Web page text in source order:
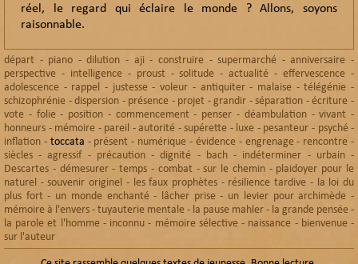
réel, le regard qui éclaire le monde ? Allons, soyons
raisonnable.
départ - piano -dilution - aji - construire-supermarché -anniversaire -
perspective - intelligence- proust -solitude -actualité -effervescence -
adolescence - rappel - justesse-voleur - antiquiter- malaise-télégénie -
schizophrénie -dispersion - présence - projet -grandir -séparation -écriture -
vote - folie- position - commencement - penser - déambulation-vivant -
honneurs - mémoire - pareil -autorité -supérette - luxe - pesanteur - psyché-
inflation - toccata - présent - numérique - évidence- engrenage- rencontre -
siècles -agressif - précaution-dignité - bach- indéterminer - urbain-
Descartes - démesurer-temps - combat -sur le chemin- plaidoyer pour le
naturel -souvenir originel - les faux prophètes - résilience tardive - la loi du
plus fort - un monde enchanté - lâcher prise- un levier pour archimède -
mémoire à l'envers - tuyauterie mentale - la pause mahler - la grande pensée -
la parole et l'homme- inconnu - mémoire sélective- naissance - bienvenue-
sur l'auteur